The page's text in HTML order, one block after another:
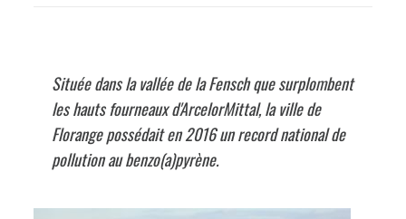
Située dans la vallée de la Fensch que surplombent
les hauts fourneaux d'ArcelorMittal, la ville de
Florange possédait en 2016 un record national de
pollution au benzo(a)pyrène.